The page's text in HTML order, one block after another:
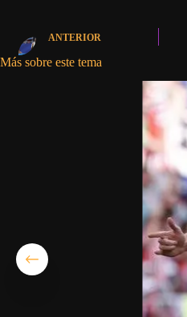
ANTERIOR
Más sobre este tema